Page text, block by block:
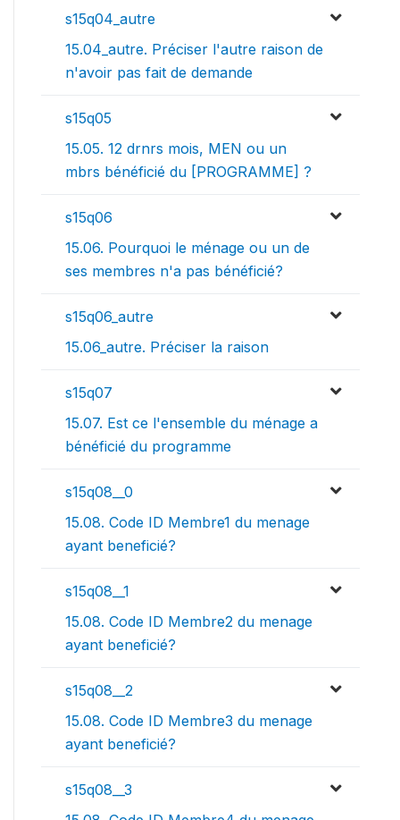
s15q04_autre
15.04_autre. Préciser l'autre raison de
n'avoir pas fait de demande
s15q05
15.05. 12 drnrs mois, MEN ou un
mbrs bénéficié du [PROGRAMME] ?
s15q06
15.06. Pourquoi le ménage ou un de
ses membres n'a pas bénéficié?
s15q06_autre
15.06_autre. Préciser la raison
s15q07
15.07. Est ce l'ensemble du ménage a
bénéficié du programme
s15q08__0
15.08. Code ID Membre1 du menage
ayant beneficié?
s15q08__1
15.08. Code ID Membre2 du menage
ayant beneficié?
s15q08__2
15.08. Code ID Membre3 du menage
ayant beneficié?
s15q08__3